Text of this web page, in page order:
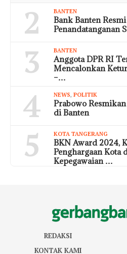
2 BANTEN
Bank Banten
Penandatanganan
3 BANTEN
Anggota DPR RI
Mencalonkan
–…
4 NEWS, POLITIK
Prabowo
di Banten
5 KOTA TANGERANG
BKN Award 2024,
Penghargaan Kota
Kepegawaian …
REDAKSI
KONTAK KAMI